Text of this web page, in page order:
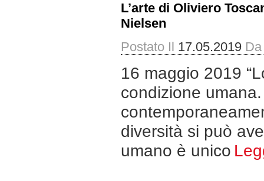
L’arte di Oliviero
Nielsen
Postato Il 17.05.2019 Da
16 maggio 2019
condizione
diversità si può
umano è unico